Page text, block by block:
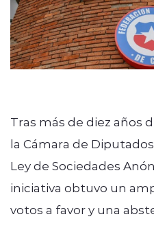
Tras más de diez años
la Cámara de
Ley de Sociedades
iniciativa obtuvo un
votos a favor y una